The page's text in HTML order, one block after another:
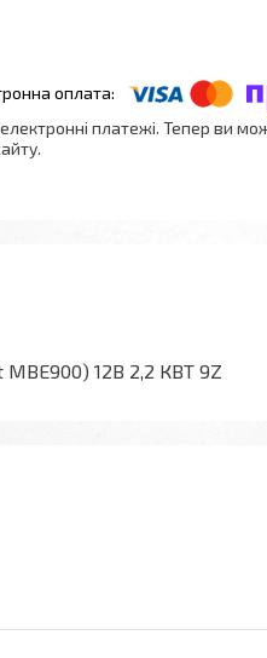
електронні платежі. Тепер ви
MBE900) 12В 2,2 КВТ 9Z